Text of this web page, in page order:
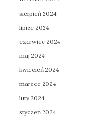
sierpień 2024
lipiec 2024
czerwiec 2024
maj 2024
kwiecień 2024
marzec 2024
luty 2024
styczeń 2024